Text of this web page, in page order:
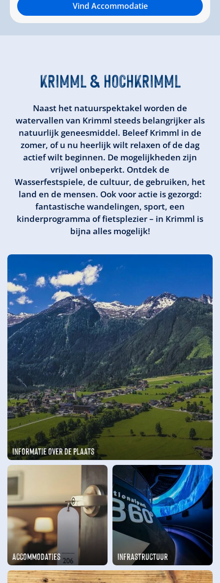
Vind Accommodatie
KRIMML&HOCHKRIMML
Naast het natuurspektakel worden de
watervallen van Krimml steeds belangrijker als
natuurlijk geneesmiddel. Beleef Krimml in de
zomer, of u nu heerlijk wilt relaxen of de dag
actief wilt beginnen. De mogelijkheden zijn
vrijwel onbeperkt. Ontdek de
Wasserfestspiele, de cultuur, de gebruiken, het
land en de mensen. Ook voor actie is gezorgd:
fantastische wandelingen, sport, een
kinderprogramma of fietsplezier – in Krimml is
bijna alles mogelijk!
Informatie over de plaats
Accommodaties Infrastructuur